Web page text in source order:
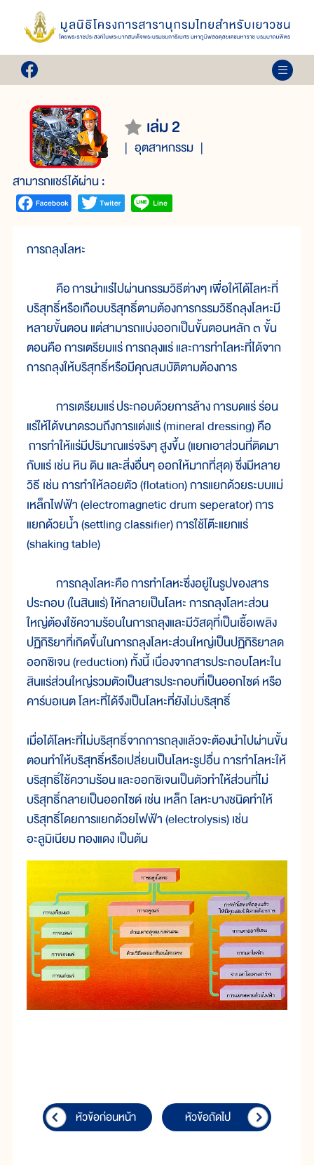
เล่ม 2
อุตสาหกรรม
สามารถแชร์ได้ผ่าน :
การถลุงโลหะ
คือการนำแร่ไปผ่านกรรมวิธีต่างๆ เพื่อให้ได้โลหะที่
บริสุทธิ์หรือเกือบบริสุทธิ์ตามต้องการกรรมวิธีถลุงโลหะมี
หลายขั้นตอน แต่สามารถแบ่งออกเป็นขั้นตอนหลัก ๓ ขั้น
ตอนคือ การเตรียมแร่ การถลุงแร่ และการทำโลหะที่ได้จาก
การถลุงให้บริสุทธิ์หรือมีคุณสมบัติตามต้องการ
การเตรียมแร่ประกอบด้วยการล้าง การบดแร่ ร่อน
แร่ให้ได้ขนาดรวมถึงการแต่งแร่ (mineral dressing) คือ
การทำให้แร่มีปริมาณแร่จริงๆ สูงขึ้น (แยกเอาส่วนที่ติดมา
กับแร่ เช่น หิน ดิน และสิ่งอื่นๆ ออกให้มากที่สุด) ซึ่งมีหลาย
วิธี เช่น การทำให้ลอยตัว (flotation) การแยกด้วยระบบแม่
เหล็กไฟฟ้า (electromagnetic drum seperator) การ
แยกด้วยน้ำ (settling classifier) การใช้โต๊ะแยกแร่
(shaking table)
การถลุงโลหะคือการทำโลหะซึ่งอยู่ในรูปของสาร
ประกอบ (ในสินแร่) ให้กลายเป็นโลหะ การถลุงโลหะส่วน
ใหญ่ต้องใช้ความร้อนในการถลุงและมีวัสดุที่เป็นเชื้อเพลิง
ปฏิกิริยาที่เกิดขึ้นในการถลุงโลหะส่วนใหญ่เป็นปฏิกิริยาลด
ออกซิเจน (reduction) ทั้งนี้ เนื่องจากสารประกอบโลหะใน
สินแร่ส่วนใหญ่รวมตัวเป็นสารประกอบที่เป็นออกไซด์ หรือ
คาร์บอเนต โลหะที่ได้จึงเป็นโลหะที่ยังไม่บริสุทธิ์
เมื่อได้โลหะที่ไม่บริสุทธิ์จากการถลุงแล้วจะต้องนำไปผ่านขั้น
ตอนทำให้บริสุทธิ์หรือเปลี่ยนเป็นโลหะรูปอื่น การทำโลหะให้
บริสุทธิ์ใช้ความร้อนและออกซิเจนเป็นตัวทำให้ส่วนที่ไม่
บริสุทธิ์กลายเป็นออกไซด์ เช่น เหล็ก โลหะบางชนิดทำให้
บริสุทธิ์โดยการแยกด้วยไฟฟ้า (electrolysis) เช่น
อะลูมิเนียม ทองแดง เป็นต้น
หัวข้อก่อนหน้า หัวข้อถัดไป